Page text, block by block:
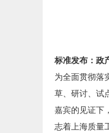
标准发布：政
为全面贯彻落
草、研讨、试
嘉宾的见证下
志着上海质量